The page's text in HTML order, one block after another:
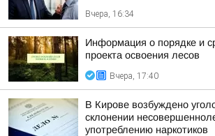
Вчера, 16:34
Информация о порядке и
проекта освоения лесов
Вчера, 17:40
В Кирове возбуждено
склонении
употреблению наркотиков